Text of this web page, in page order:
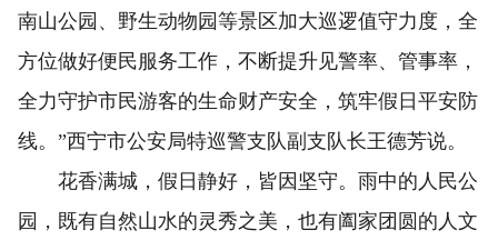
南山公园、野生动物园等景区加大巡逻值守力度，全
方位做好便民服务工作，不断提升见警率、管事率，
全力守护市民游客的生命财产安全，筑牢假日平安防
线。”西宁市公安局特巡警支队副支队长王德芳说。
花香满城，假日静好，皆因坚守。雨中的人民公
园，既有自然山水的灵秀之美，也有阖家团圆的人文